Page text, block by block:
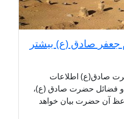
صادق (ع) بیشتر
صادق(ع) اطلاعات
فضائل حضرت صادق (ع)،
آن حضرت بیان خواهد